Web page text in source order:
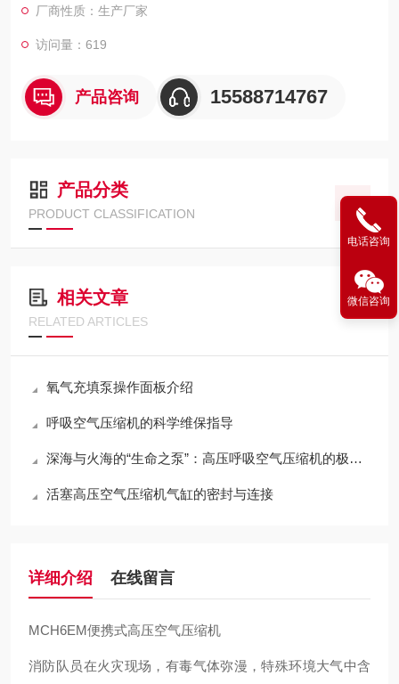
空气呼吸器充气经典产品。
厂商性质：生产厂家
访问量：619
产品咨询 15588714767
产品分类
PRODUCT CLASSIFICATION
相关文章
RELATED ARTICLES
氧气充填泵操作面板介绍
呼吸空气压缩机的科学维保指导
深海与火海的“生命之泵”：高压呼吸空气压缩机的极限压缩与净化哲学
活塞高压空气压缩机气缸的密封与连接
详细介绍 在线留言
MCH6EM便携式高压空气压缩机
消防队员在火灾现场，有毒气体弥漫，特殊环境大气中含
电话咨询
微信咨询